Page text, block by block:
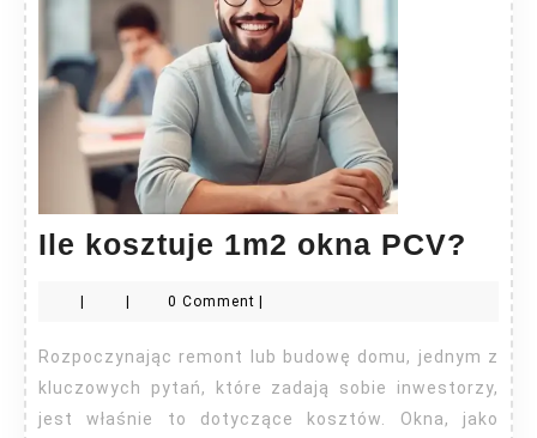
Ile kosztuje 1m2 okna PCV?
1m2
0 Comment
Rozpoczynając remont lub budowę domu, jednym z
kluczowych pytań, które zadają sobie inwestorzy,
jest właśnie to dotyczące kosztów. Okna, jako